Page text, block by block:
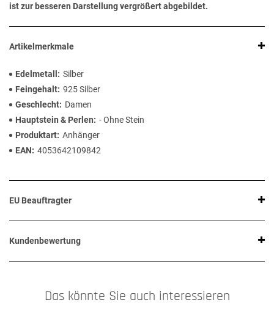
ist zur besseren Darstellung vergrößert abgebildet.
Artikelmerkmale
Edelmetall
Silber
Feingehalt 925 Silber
Geschlecht
Damen
Hauptstein & Perlen
- Ohne Stein
Produktart Anhänger
EAN
4053642109842
EU Beauftragter
Kundenbewertung
Das könnte Sie auch interessieren